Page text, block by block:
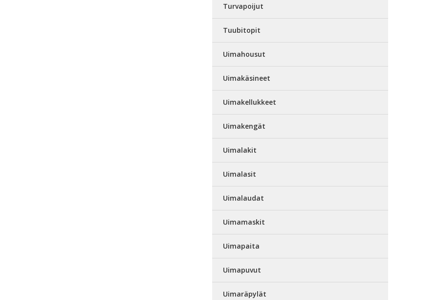
Turvapoijut
Tuubitopit
Uimahousut
Uimakäsineet
Uimakellukkeet
Uimakengät
Uimalakit
Uimalasit
Uimalaudat
Uimamaskit
Uimapaita
Uimapuvut
Uimaräpylät